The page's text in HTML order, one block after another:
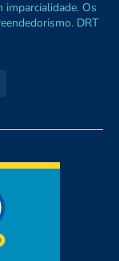
imparcialidade. Os
DRT